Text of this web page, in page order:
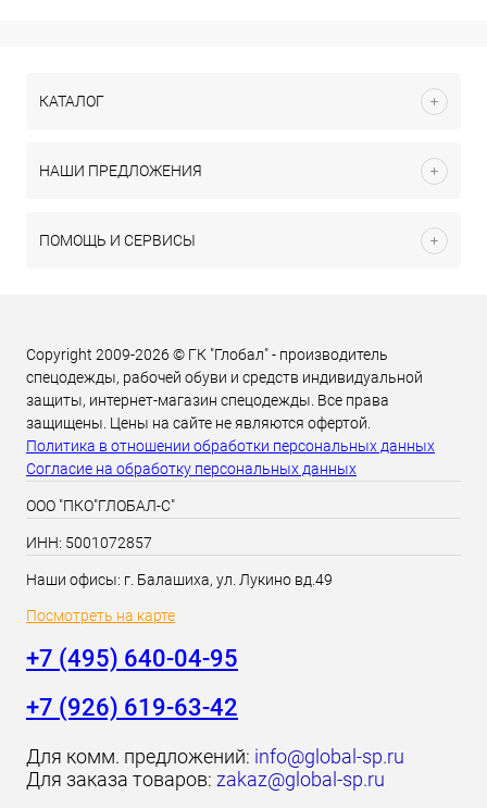
КАТАЛОГ
НАШИ ПРЕДЛОЖЕНИЯ
ПОМОЩЬ И СЕРВИСЫ
Copyright 2009-2026 © ГК "Глобал" - производитель
спецодежды, рабочей обуви и средств индивидуальной
защиты, интернет-магазин спецодежды. Все права
защищены. Цены на сайте не являются офертой.
Политика в отношении обработки персональных данных
Согласие на обработку персональных данных
ООО "ПКО"ГЛОБАЛ-С"
ИНН: 5001072857
Наши офисы: г. Балашиха, ул. Лукино вд.49
Посмотреть на карте
+7 (495) 640-04-95
+7 (926) 619-63-42
Для комм. предложений: info@global-sp.ru
Для заказа товаров: zakaz@global-sp.ru